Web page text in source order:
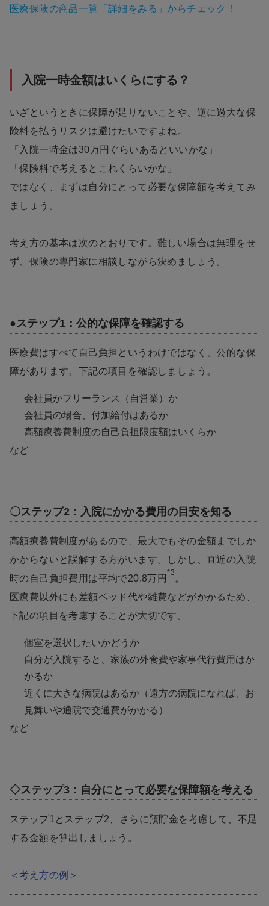
医療保険の商品一覧「詳細をみる」からチェック！
入院一時金額はいくらにする？
いざというときに保障が足りないことや、逆に過大な保
険料を払うリスクは避けたいですよね。
「入院一時金は30万円ぐらいあるといいかな」
「保険料で考えるとこれくらいかな」
ではなく、まずは自分にとって必要な保障額を考えてみ
ましょう。
考え方の基本は次のとおりです。難しい場合は無理をせ
ず、保険の専門家に相談しながら決めましょう。
●ステップ1：公的な保障を確認する
医療費はすべて自己負担というわけではなく、公的な保
障があります。下記の項目を確認しましょう。
会社員かフリーランス（自営業）か
会社員の場合、付加給付はあるか
高額療養費制度の自己負担限度額はいくらか
など
〇ステップ2：入院にかかる費用の目安を知る
高額療養費制度があるので、最大でもその金額までしか
かからないと誤解する方がいます。しかし、直近の入院
時の自己負担費用は平均で20.8万円
*3
。
医療費以外にも差額ベッド代や雑費などがかかるため、
下記の項目を考慮することが大切です。
個室を選択したいかどうか
自分が入院すると、家族の外食費や家事代行費用はか
かるか
近くに大きな病院はあるか（遠方の病院になれば、お
見舞いや通院で交通費がかかる）
など
◇ステップ3：自分にとって必要な保障額を考える
ステップ1とステップ2、さらに預貯金を考慮して、不足
する金額を算出しましょう。
＜考え方の例＞